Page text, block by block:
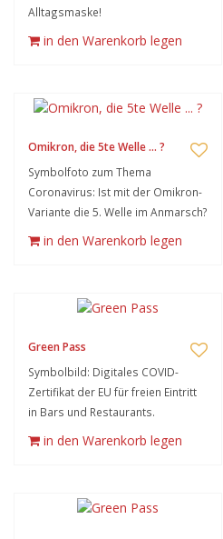
Alltagsmaske!
in den Warenkorb legen
Omikron, die 5te Welle ... ?
Symbolfoto zum Thema
Coronavirus: Ist mit der Omikron-
Variante die 5. Welle im Anmarsch?
in den Warenkorb legen
Green Pass
Symbolbild: Digitales COVID-
Zertifikat der EU für freien Eintritt
in Bars und Restaurants.
in den Warenkorb legen